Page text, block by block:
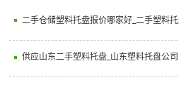
二手仓储塑料托盘报价哪家好_二手塑料托盘
供应山东二手塑料托盘_山东塑料托盘公司